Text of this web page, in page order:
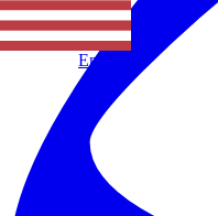
English